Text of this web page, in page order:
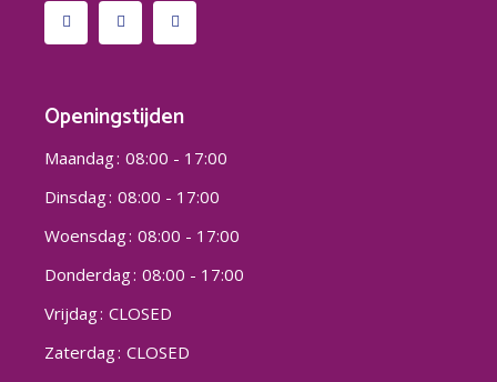
Openingstijden
Maandag 08:00 - 17:00
Dinsdag 08:00 - 17:00
Woensdag 08:00 - 17:00
Donderdag 08:00 - 17:00
Vrijdag CLOSED
Zaterdag CLOSED